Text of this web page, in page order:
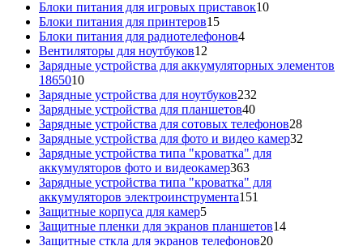
товаров
Блоки питания для игровых приставок1010
Блоки питания для принтеров1515
товаров
Блоки питания для радиотелефонов44
Вентиляторы для ноутбуков12
товаров
Зарядные устройства для аккумуляторных элементов
186501010
товаров
Зарядные устройства для ноутбуков232
Зарядные устройства для планшетов4040
товаров
Зарядные устройства для сотовых телефонов2828
товаров
Зарядные устройства для фото и видео камер32
Зарядные устройства типа "кроватка" для
аккумуляторов фото и видеокамер363363
товара
Зарядные устройства типа "кроватка" для
аккумуляторов электроинструмента151
Защитные корпуса для камер55
товаров
Защитные пленки для экранов планшетов1414
Защитные сткла для экранов телефонов2020